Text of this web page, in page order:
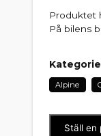
Produktet
På bilens
Alpine
Ställ en